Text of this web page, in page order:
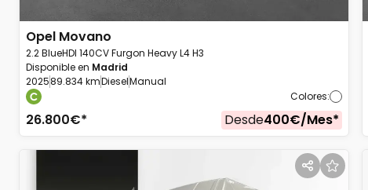
Opel Movano
2.2 BlueHDI 140CV Furgon Heavy L4 H3
Disponible en Madrid
202589.834 kmDieselManual
Colores:
26.800€* Desde400€/Mes*